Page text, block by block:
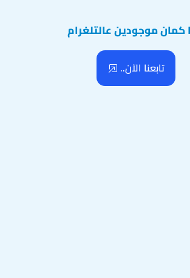
كمان موجودين عالتلغرام
تابعنا الآن..